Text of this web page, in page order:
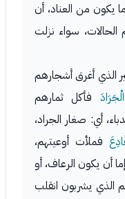
يكون من العناد، أن
الحالات، سواء نزلت
الذي أغرق أشجارهم
فأكل ثمارهم
أي: صغار الجراد،
فملأت أوعيتهم،
أن يكون الرعاف، أو
الذي يشربون انقلب